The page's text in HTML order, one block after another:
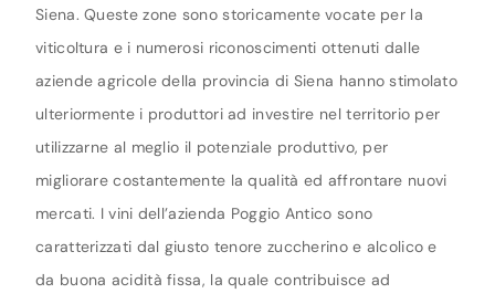
Siena. Queste zone sono storicamente vocate per la
viticoltura e i numerosi riconoscimenti ottenuti dalle
aziende agricole della provincia di Siena hanno stimolato
ulteriormente i produttori ad investire nel territorio per
utilizzarne al meglio il potenziale produttivo, per
migliorare costantemente la qualità ed affrontare nuovi
mercati. I vini dell’azienda Poggio Antico sono
caratterizzati dal giusto tenore zuccherino e alcolico e
da buona acidità fissa, la quale contribuisce ad